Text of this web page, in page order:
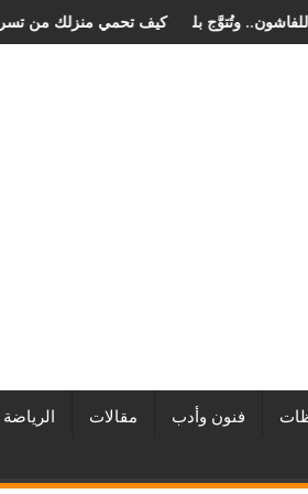
كيفالصخرة الدولي للفاشون.. وتُتوَّج بلقب أفضل
فنون وأدب مقالات الرياضة